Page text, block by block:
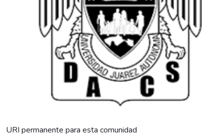
URI permanente para esta comunidad